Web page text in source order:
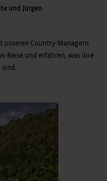
und Jürgen
unseren Country-Managern
Reise und erfahren, was ihre
sind.